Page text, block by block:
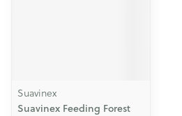
Suavinex
Suavinex Feeding Forest